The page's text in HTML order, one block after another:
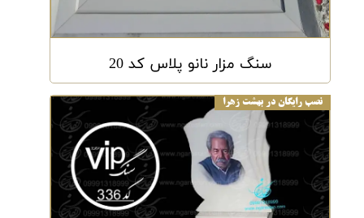
سنگ مزار نانو پلاس کد 20
نصب رایگان در بهشت زهرا